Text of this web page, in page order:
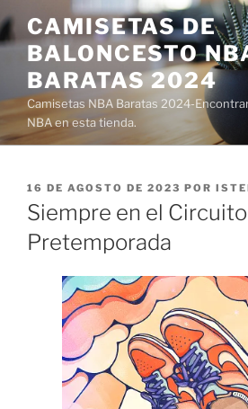
al
contenido
CAMISETAS DE
BALONCESTO
BARATAS 2024
Camisetas NBA Baratas 2024-
NBA en esta tienda.
PUBLICADO
EL
16 DE AGOSTO DE 2023 POR
Siempre en el
Pretemporada